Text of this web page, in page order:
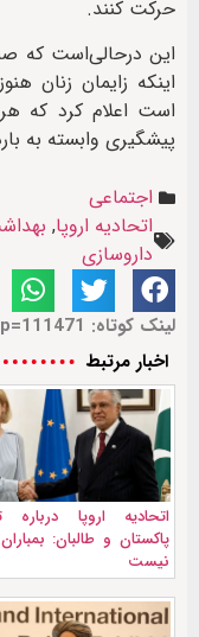
حرکت کنند.
این درحالی‌است که
اینکه زایمان زنان
است اعلام کرد که
پیشگیری وابسته به
اجتماعی
اتحادیه اروپا,
داروسازی
لینک کوتاه: https://iraf.ir/?p=111471
اخبار مرتبط
اتحادیه اروپا
پاکستان و طالبان:
نیست